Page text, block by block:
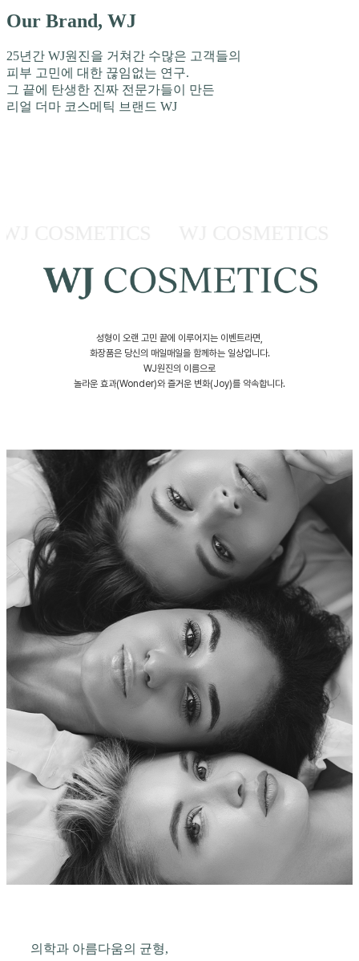
Our Brand, WJ
25년간 WJ원진을 거쳐간 수많은 고객들의
피부 고민에 대한 끊임없는 연구.
그 끝에 탄생한 진짜 전문가들이 만든
리얼 더마 코스메틱 브랜드 WJ
성형이 오랜 고민 끝에 이루어지는 이벤트라면,
화장품은 당신의 매일매일을 함께하는 일상입니다.
WJ원진의 이름으로
놀라운 효과(Wonder)와 즐거운 변화(Joy)를 약속합니다.
의학과 아름다움의 균형,